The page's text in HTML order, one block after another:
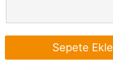
Sepete Ekle